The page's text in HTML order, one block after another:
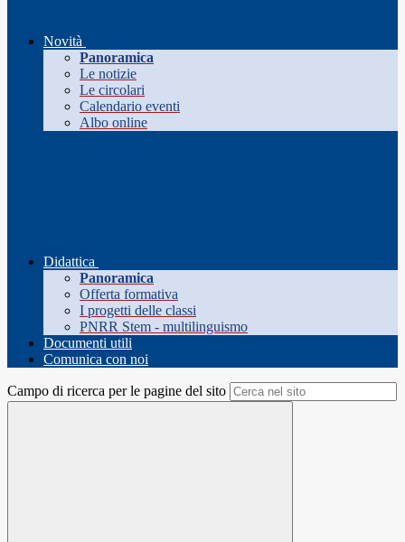
Novità
Panoramica
Le notizie
Le circolari
Calendario eventi
Albo online
Didattica
Panoramica
Offerta formativa
I progetti delle classi
PNRR Stem - multilinguismo
Documenti utili
Comunica con noi
Campo di ricerca per le pagine del sito